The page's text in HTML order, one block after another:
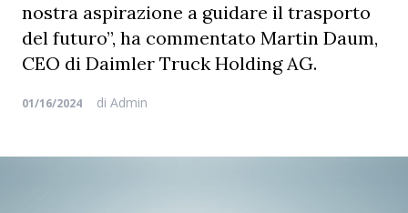
nostra aspirazione a guidare il trasporto
del futuro”, ha commentato Martin Daum,
CEO di Daimler Truck Holding AG.
01/16/2024 di Admin